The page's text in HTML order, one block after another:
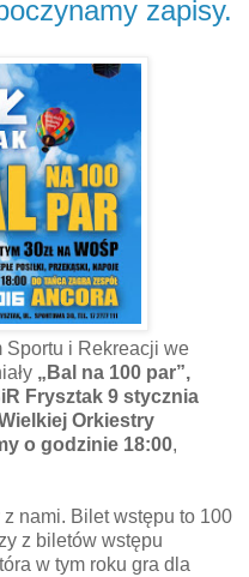
zapisy.
Sportu i Rekreacji we
„Bal na 100 par”,
Frysztak 9 stycznia
Orkiestry
o godzinie 18:00,
nami. Bilet wstępu to 100
z biletów wstępu
w tym roku gra dla